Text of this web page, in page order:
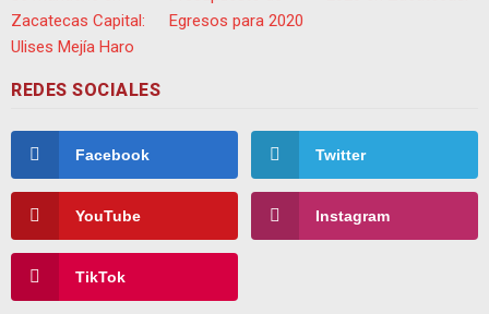
REDES SOCIALES
Facebook Twitter
YouTube Instagram
TikTok